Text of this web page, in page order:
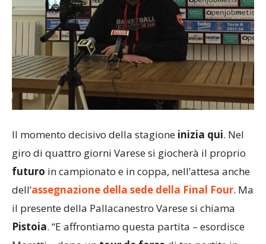
Il momento decisivo della stagione inizia qui. Nel
giro di quattro giorni Varese si giocherà il proprio
futuro in campionato e in coppa, nell’attesa anche
dell’assegnazione della sede della Final Four. Ma
il presente della Pallacanestro Varese si chiama
Pistoia. “E affrontiamo questa partita – esordisce